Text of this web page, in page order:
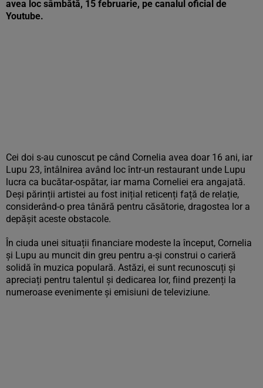
avea loc sâmbătă, 15 februarie, pe canalul oficial de
Youtube.
Cei doi s-au cunoscut pe când Cornelia avea doar 16 ani, iar
Lupu 23, întâlnirea având loc într-un restaurant unde Lupu
lucra ca bucătar-ospătar, iar mama Corneliei era angajată.
Deși părinții artistei au fost inițial reticenți față de relație,
considerând-o prea tânără pentru căsătorie, dragostea lor a
depășit aceste obstacole.
În ciuda unei situații financiare modeste la început, Cornelia
și Lupu au muncit din greu pentru a-și construi o carieră
solidă în muzica populară. Astăzi, ei sunt recunoscuți și
apreciați pentru talentul și dedicarea lor, fiind prezenți la
numeroase evenimente și emisiuni de televiziune.